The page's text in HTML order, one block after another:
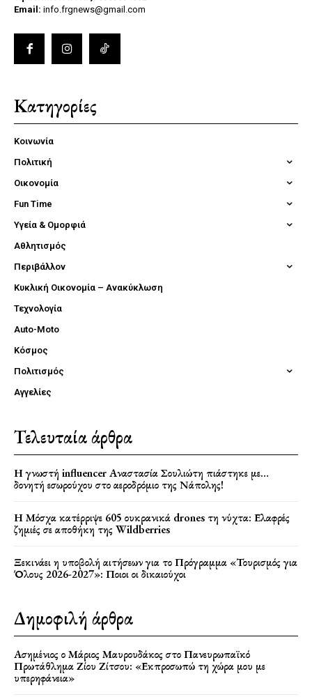
Email: info.frgnews@gmail.com
Κατηγορίες
Κοινωνία
Πολιτική
Οικονομία
Fun Time
Υγεία & Ομορφιά
Αθλητισμός
Περιβάλλον
Κυκλική Οικονομία – Ανακύκλωση
Τεχνολογία
Auto-Moto
Κόσμος
Πολιτισμός
Αγγελίες
Τελευταία άρθρα
Η γνωστή influencer Αναστασία Σουλιώτη πιάστηκε με…
δονητή εσωρούχου στο αεροδρόμιο της Νάπολης!
Η Μόσχα κατέρριψε 605 ουκρανικά drones τη νύχτα: Ελαφρές
ζημιές σε αποθήκη της Wildberries
Ξεκινάει η υποβολή αιτήσεων για το Πρόγραμμα «Τουρισμός για
Όλους 2026-2027»: Ποιοι οι δικαιούχοι
Δημοφιλή άρθρα
Ασημένιος ο Μάριος Μαυρουδάκος στο Πανευρωπαϊκό
Πρωτάθλημα Ζίου Ζίτσου: «Εκπροσωπώ τη χώρα μου με
υπερηφάνεια»